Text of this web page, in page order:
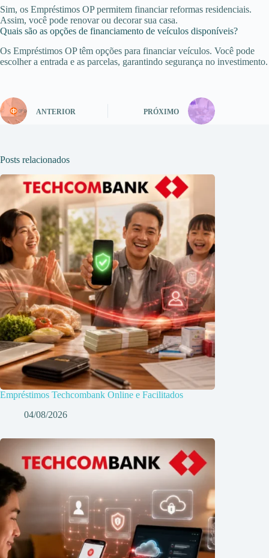
Sim, os Empréstimos OP permitem financiar reformas residenciais.
Assim, você pode renovar ou decorar sua casa.
Quais são as opções de financiamento de veículos disponíveis?
Os Empréstimos OP têm opções para financiar veículos. Você pode
escolher a entrada e as parcelas, garantindo segurança no investimento.
ANTERIOR PRÓXIMO
Posts relacionados
Empréstimos Techcombank Online e Facilitados
04/08/2026